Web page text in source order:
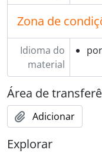
Zona de
Idioma do
material
Área de
Adicionar
Explorar